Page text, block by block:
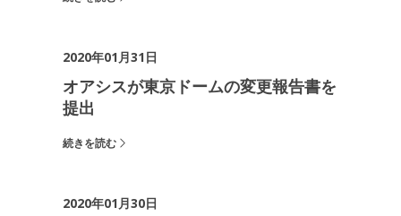
2020年01月31日
オアシスが東京ドームの変更報告書を
提出
続きを読む
2020年01月30日